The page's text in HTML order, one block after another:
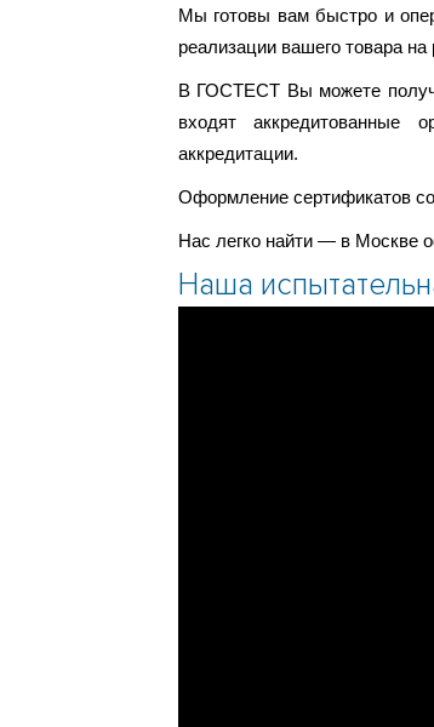
Мы готовы вам быстро и
реализации вашего товара на
В ГОСТЕСТ Вы можете
входят аккредитованные
аккредитации.
Оформление сертификатов
Нас легко найти — в Москве
Наша